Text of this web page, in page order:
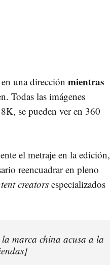
una dirección mientras
Todas las imágenes
se pueden ver en 360
el metraje en la edición,
reencuadrar en pleno
creatorsespecializados
marca china acusa a la